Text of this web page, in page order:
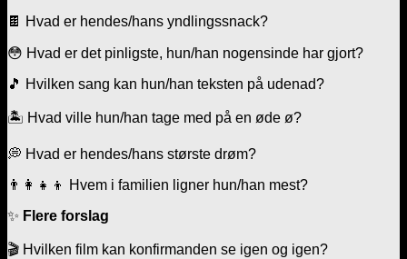
🍫 Hvad er hendes/hans yndlingssnack?
😳 Hvad er det pinligste, hun/han nogensinde har gjort?
🎵 Hvilken sang kan hun/han teksten på udenad?
🏝️ Hvad ville hun/han tage med på en øde ø?
💭 Hvad er hendes/hans største drøm?
👨‍👩‍👧‍👦 Hvem i familien ligner hun/han mest?
✨ Flere forslag
🎬 Hvilken film kan konfirmanden se igen og igen?